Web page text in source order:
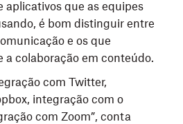
aplicativos que as equipes
é bom distinguir entre
e os que
a colaboração em conteúdo.
com Twitter,
integração com o
com Zoom”, conta